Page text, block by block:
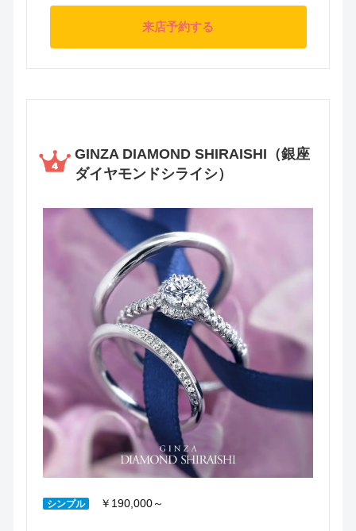
来店予約する
GINZA DIAMOND SHIRAISHI（銀座
ダイヤモンドシライシ）
シンプル ￥190,000～